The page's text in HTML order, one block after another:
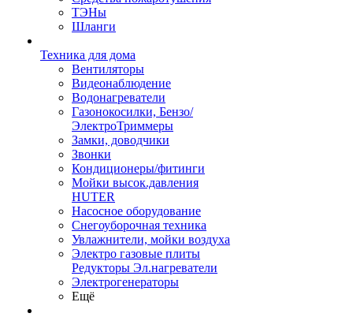
ТЭНы
Шланги
Техника для дома
Вентиляторы
Видеонаблюдение
Водонагреватели
Газонокосилки, Бензо/
ЭлектроТриммеры
Замки, доводчики
Звонки
Кондиционеры/фитинги
Мойки высок.давления
HUTER
Насосное оборудование
Снегоуборочная техника
Увлажнители, мойки воздуха
Электро газовые плиты
Редукторы Эл.нагреватели
Электрогенераторы
Ещё